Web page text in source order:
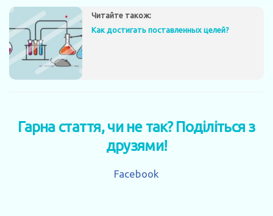
Читайте також:
Как достигать поставленных целей?
Гарна стаття, чи не так? Поділіться з
друзями!
Facebook